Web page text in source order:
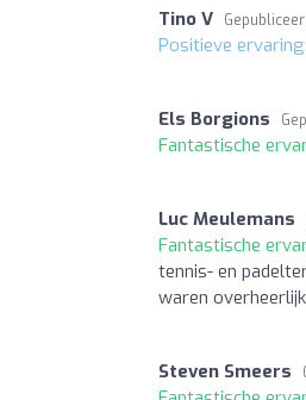
Tino V
Positieve ervaring:
Els Borgions
Fantastische
Luc Meulemans
Fantastische
tennis- en
waren
Steven Smeers